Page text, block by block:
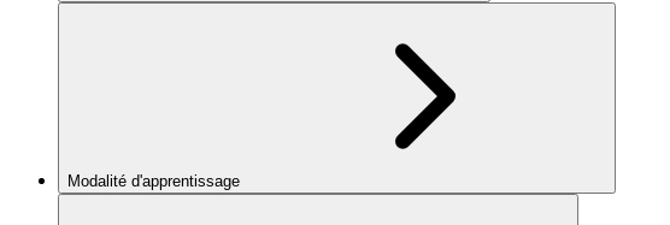
Modalité d'apprentissage